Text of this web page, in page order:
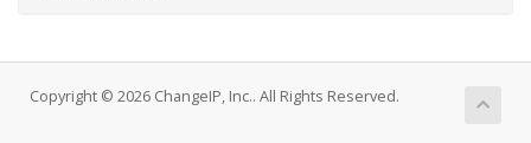
Copyright © 2026 ChangeIP, Inc.. All Rights Reserved.